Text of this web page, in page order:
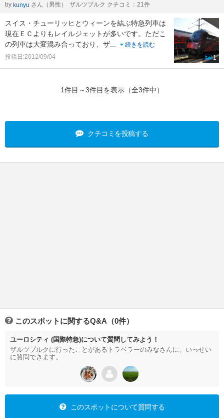
by kunyu さん（男性） ザルツブルク クチコミ：21件
スイス・チューリッヒとウィーンを結ぶ特急列車は
現在ＥＣよりもレイルジェットが多いです。ただこ
の列車は大変混み合っており、ザ...
続きを読む
投稿日:2012/09/04
1
1件目～3件目を表示（全3件中）
クチコミを投稿する
このスポットに関するQ&A（0件）
ユーロシティ (国際特急)について質問してみよう！
ザルツブルクに行ったことがあるトラベラーのみなさんに、いっせい
に質問できます。
このスポットについて質問する